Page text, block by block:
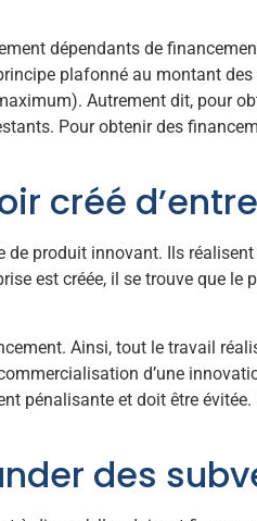
dépendants de
plafonné au montant
Autrement dit, pour
Pour obtenir des
créé
de produit innovant. Ils
est créée, il se trouve que le
Ainsi, tout le travail
d’une
pénalisante et doit être
des